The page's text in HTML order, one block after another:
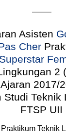
Asisten
Cher
2
Ajaran 2017/
Studi Teknik
FTSP UII
Teknik